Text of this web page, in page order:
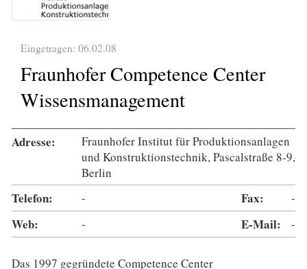
Eingetragen: 06.02.08
Fraunhofer Competence Center
Wissensmanagement
Adresse:
Fraunhofer Institut für Produktionsanlagen
und Konstruktionstechnik, Pascalstraße 8-9,
Berlin
Telefon: - Fax: -
Web: - E-Mail: -
Das 1997 gegründete Competence Center